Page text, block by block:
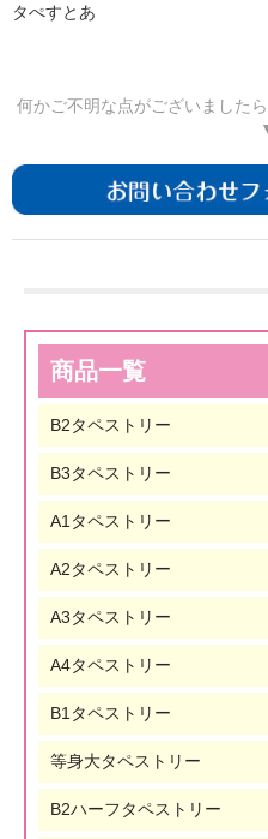
タぺすとあ
何かご不明な点がございましたら
商品一覧
B2タペストリー
B3タペストリー
A1タペストリー
A2タペストリー
A3タペストリー
A4タペストリー
B1タペストリー
等身大タペストリー
B2ハーフタペストリー